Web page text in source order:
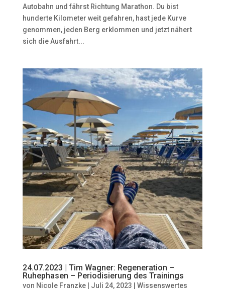
Autobahn und fährst Richtung Marathon. Du bist
hunderte Kilometer weit gefahren, hast jede Kurve
genommen, jeden Berg erklommen und jetzt nähert
sich die Ausfahrt...
24.07.2023 | Tim Wagner: Regeneration –
Ruhephasen – Periodisierung des Trainings
von Nicole Franzke| Juli 24, 2023 Wissenswertes